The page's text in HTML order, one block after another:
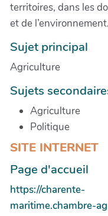
territoires, dans les
et de l’environnement.
Sujet principal
Agriculture
Sujets
Agriculture
Politique
SITE INTERNET
Page d'accueil
https://charente-
maritime.chambre-